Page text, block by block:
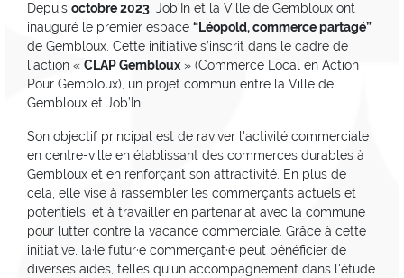
Depuis octobre 2023, Job’In et la Ville de Gembloux ont
inauguré le premier espace “Léopold, commerce partagé”
de Gembloux. Cette initiative s’inscrit dans le cadre de
l’action « CLAP Gembloux» (Commerce Local en Action
Pour Gembloux), un projet commun entre la Ville de
Gembloux et Job’In.
Son objectif principal est de raviver l'activité commerciale
en centre-ville en établissant des commerces durables à
Gembloux et en renforçant son attractivité. En plus de
cela, elle vise à rassembler les commerçants actuels et
potentiels, et à travailler en partenariat avec la commune
pour lutter contre la vacance commerciale. Grâce à cette
initiative, la·le futur·e commerçant·e peut bénéficier de
diverses aides, telles qu'un accompagnement dans l'étude